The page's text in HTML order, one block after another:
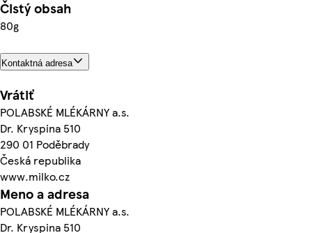
Čistý obsah
80g
Kontaktná adresa
Vrátiť
POLABSKÉ MLÉKÁRNY a.s.
Dr. Kryspina 510
290 01 Poděbrady
Česká republika
www.milko.cz
Meno a adresa
POLABSKÉ MLÉKÁRNY a.s.
Dr. Kryspina 510